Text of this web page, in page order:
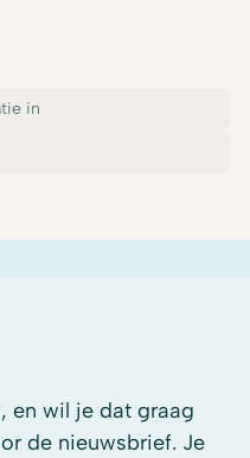
in
en wil je dat graag
de nieuwsbrief. Je